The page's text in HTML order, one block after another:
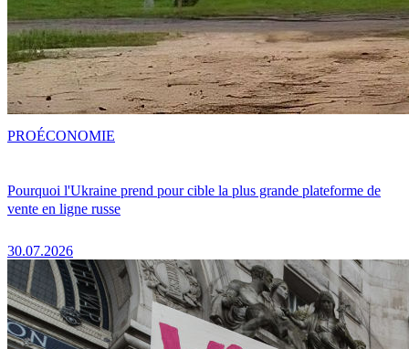
Pourquoi l'Ukraine prend pour cible la plus grande plateforme de
vente en ligne russe
30.07.2026
PROÉCONOMIE